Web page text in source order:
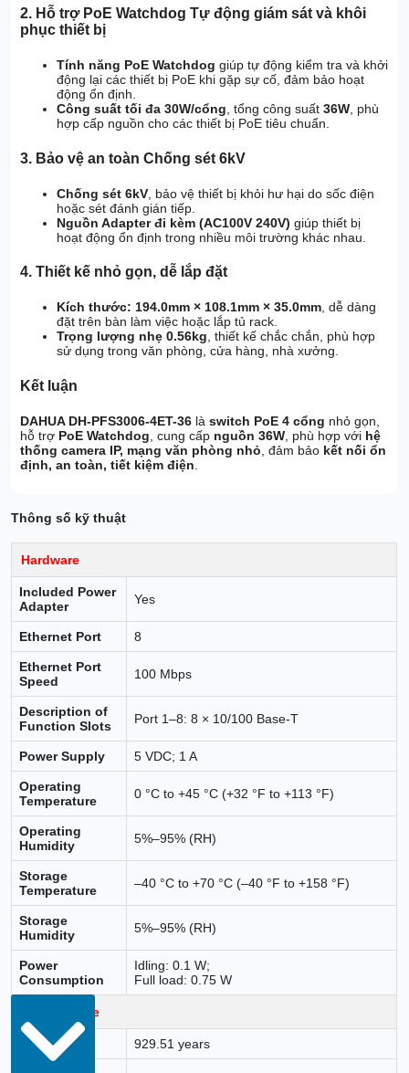
2. Hỗ trợ PoE Watchdog Tự động giám sát và khôi
phục thiết bị
Tính năng PoE Watchdog giúp tự động kiểm tra và khởi
động lại các thiết bị PoE khi gặp sự cố, đảm bảo hoạt
động ổn định.
Công suất tối đa 30W/cổng, tổng công suất36W, phù
hợp cấp nguồn cho các thiết bị PoE tiêu chuẩn.
3. Bảo vệ an toàn Chống sét 6kV
Chống sét 6kV , bảo vệ thiết bị khỏi hư hại do sốc điện
hoặc sét đánh gián tiếp.
Nguồn Adapter đi kèm (AC100V 240V) giúp thiết bị
hoạt động ổn định trong nhiều môi trường khác nhau.
4. Thiết kế nhỏ gọn, dễ lắp đặt
Kích thước: 194.0mm × 108.1mm × 35.0mm, dễ dàng
đặt trên bàn làm việc hoặc lắp tủ rack.
Trọng lượng nhẹ 0.56kg, thiết kế chắc chắn, phù hợp
sử dụng trong văn phòng, cửa hàng, nhà xưởng.
Kết luận
DAHUA DH-PFS3006-4ET-36 làswitch PoE 4 cổng nhỏ gọn,
hỗ trợ PoE Watchdog , cung cấp nguồn 36W , phù hợp với hệ
thống camera IP, mạng văn phòng nhỏ , đảm bảo kết nối ổn
định, an toàn, tiết kiệm điện
Thông số kỹ thuật
Hardware
Included Power
Adapter
Yes
Ethernet Port 8
Ethernet Port
Speed
100 Mbps
Description of
Function Slots
Port 1–8: 8 × 10/100 Base-T
Power Supply 5 VDC; 1 A
Operating
Temperature
0 °C to +45 °C (+32 °F to +113 °F)
Operating
Humidity
5%–95% (RH)
Storage
Temperature
–40 °C to +70 °C (–40 °F to +158 °F)
Storage
Humidity
5%–95% (RH)
Power
Consumption
Idling: 0.1 W;
Full load: 0.75 W
Performance
MTBF 929.51 years